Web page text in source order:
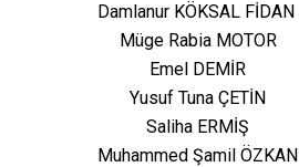
Damlanur KÖKSAL FİDAN
Müge Rabia MOTOR
Emel DEMİR
Yusuf Tuna ÇETİN
Saliha ERMİŞ
Muhammed Şamil ÖZKAN